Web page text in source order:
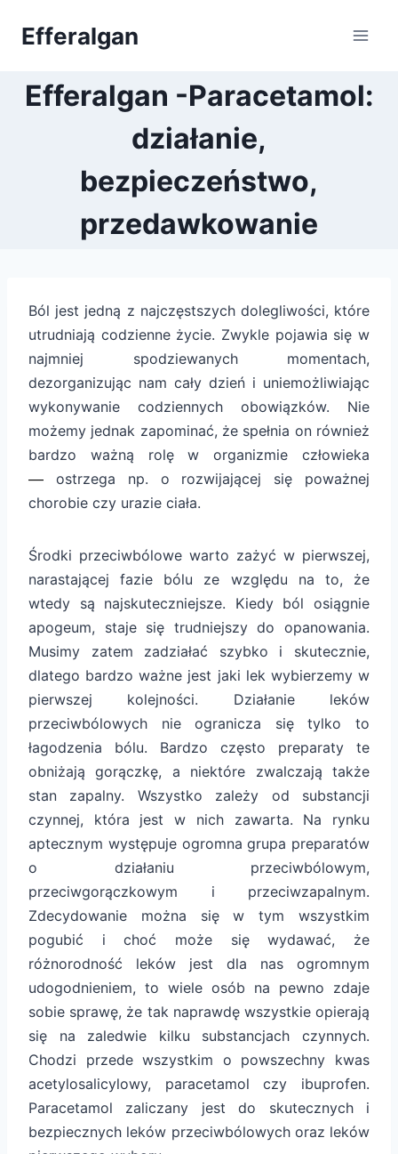
Efferalgan
Efferalgan -Paracetamol:
działanie,
bezpieczeństwo,
przedawkowanie
Ból jest jedną z najczęstszych dolegliwości, które
utrudniają codzienne życie. Zwykle pojawia się w
najmniej spodziewanych momentach,
dezorganizując nam cały dzień i uniemożliwiając
wykonywanie codziennych obowiązków. Nie
możemy jednak zapominać, że spełnia on również
bardzo ważną rolę w organizmie człowieka
— ostrzega np. o rozwijającej się poważnej
chorobie czy urazie ciała.
Środki przeciwbólowe warto zażyć w pierwszej,
narastającej fazie bólu ze względu na to, że
wtedy są najskuteczniejsze. Kiedy ból osiągnie
apogeum, staje się trudniejszy do opanowania.
Musimy zatem zadziałać szybko i skutecznie,
dlatego bardzo ważne jest jaki lek wybierzemy w
pierwszej kolejności. Działanie leków
przeciwbólowych nie ogranicza się tylko to
łagodzenia bólu. Bardzo często preparaty te
obniżają gorączkę, a niektóre zwalczają także
stan zapalny. Wszystko zależy od substancji
czynnej, która jest w nich zawarta. Na rynku
aptecznym występuje ogromna grupa preparatów
o działaniu przeciwbólowym,
przeciwgorączkowym i przeciwzapalnym.
Zdecydowanie można się w tym wszystkim
pogubić i choć może się wydawać, że
różnorodność leków jest dla nas ogromnym
udogodnieniem, to wiele osób na pewno zdaje
sobie sprawę, że tak naprawdę wszystkie opierają
się na zaledwie kilku substancjach czynnych.
Chodzi przede wszystkim o powszechny kwas
acetylosalicylowy, paracetamol czy ibuprofen.
Paracetamol zaliczany jest do skutecznych i
bezpiecznych leków przeciwbólowych oraz leków